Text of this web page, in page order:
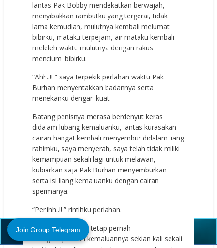
lantas Pak Bobby mendekatkan berwajah,
menyibakkan rambutku yang tergerai, tidak
lama kemudian, mulutnya kembali melumat
bibirku, mataku terpejam, air mataku kembali
meleleh waktu mulutnya dengan rakus
menciumi bibirku.
“Ahh..!! ” saya terpekik perlahan waktu Pak
Burhan menyentakkan badannya serta
menekanku dengan kuat.
Batang penisnya merasa berdenyut keras
didalam lubang kemaluanku, lantas kurasakan
cairan hangat kembali menyembur didalam liang
rahimku, saya menyerah, saya telah tidak miliki
kemampuan sekali lagi untuk melawan,
kubiarkan saja Pak Burhan menyemburkan
serta isi liang kemaluanku dengan cairan
spermanya.
“Periihh..!! ” rintihku perlahan.
Pak burhan masih tetap pernah
menghunjamkan kemaluannya sekian kali sekali
Close (X)
Join Group Telegram